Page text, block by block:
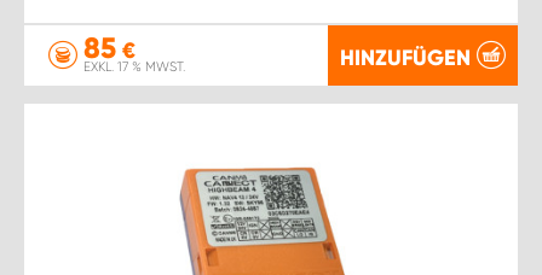
85 €
EXKL. 17 % MWST. HINZUFÜGEN